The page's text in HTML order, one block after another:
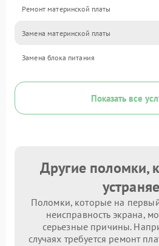
Ремонт материнской платы
Замена материнской платы
Замена блока питания
Показать все
Другие поломки,
Поломки, которые на
неисправность экрана,
серьезные причины.
случаях требуется ремонт